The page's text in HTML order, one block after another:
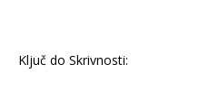
Ključ do Skrivnosti: